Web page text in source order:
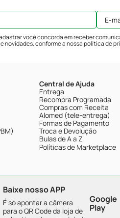
você concorda em receber
novidades, conforme a nossapolítica de
Central de Ajuda
Entrega
Recompra Programada
Compras com Receita
Alomed (tele-entrega)
Formas de Pagamento
Troca e Devolução
Bulas de A a Z
Políticas de Marketplace
Baixe nosso APP
É só apontar a câmera
para o QR Code da loja de
Google
Play